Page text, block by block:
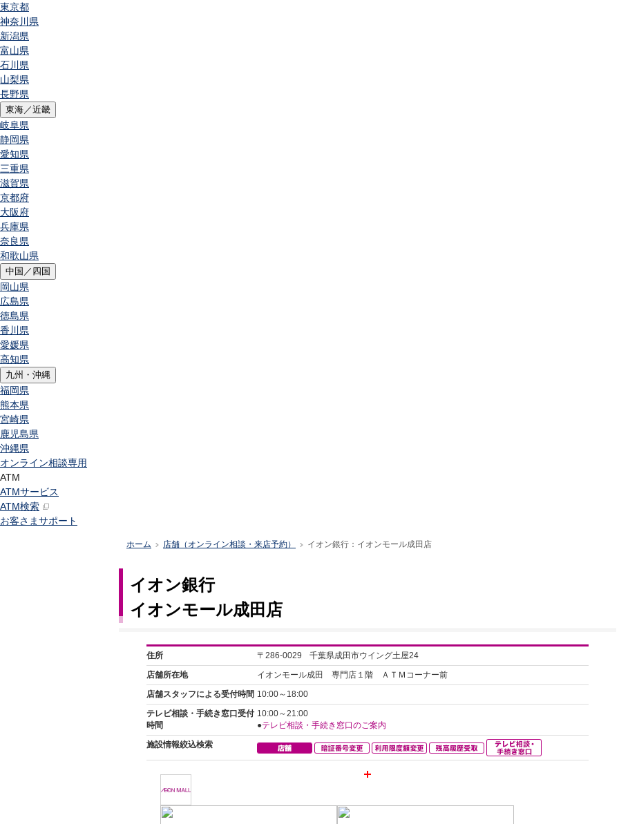
東京都
神奈川県
新潟県
富山県
石川県
山梨県
長野県
東海／近畿
岐阜県
静岡県
愛知県
三重県
滋賀県
京都府
大阪府
兵庫県
奈良県
和歌山県
中国／四国
岡山県
広島県
徳島県
香川県
愛媛県
高知県
九州・沖縄
福岡県
熊本県
宮崎県
鹿児島県
沖縄県
オンライン相談専用
ATM
ATMサービス
ATM検索
お客さまサポート
ホーム >店舗（オンライン相談・来店予約） イオン銀行：イオンモール成田店
イオン銀行
イオンモール成田店